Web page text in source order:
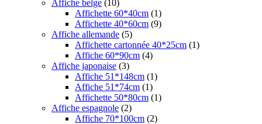
Affiche belge (10)
Affichette 60*40cm (1)
Affichette 40*60cm (9)
Affiche allemande (5)
Affichette cartonnée 40*25cm (1)
Affiche 60*90cm (4)
Affiche japonaise (3)
Affiche 51*148cm (1)
Affiche 51*74cm (1)
Affichette 50*80cm (1)
Affiche espagnole (2)
Affiche 70*100cm (2)